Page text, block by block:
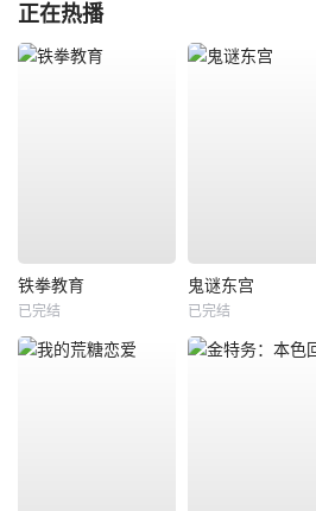
正在热播
铁拳教育
已完结
鬼谜东宫
已完结